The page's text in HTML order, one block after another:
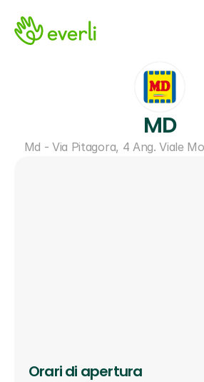
MD
Md - Via Pitagora, 4 Ang. Viale
Orari di apertura